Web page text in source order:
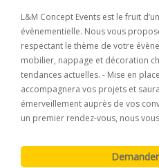
L&M Concept Events est le fruit
évènementielle. Nous vous
respectant le thème de votre
mobilier, nappage et décoration
tendances actuelles. - Mise en
accompagnera vos projets et
émerveillement auprès de vos
un premier rendez-vous, nous